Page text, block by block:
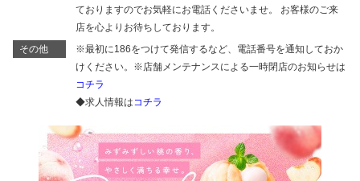
ておりますのでお気軽にお電話くださいませ。 お客様のご来
店を心よりお待ちしております。
その他
※最初に186をつけて発信するなど、電話番号を通知しておか
けください。※店舗メンテナンスによる一時閉店のお知らせは
コチラ
◆求人情報はコチラ